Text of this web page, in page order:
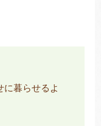
に暮らせるよ